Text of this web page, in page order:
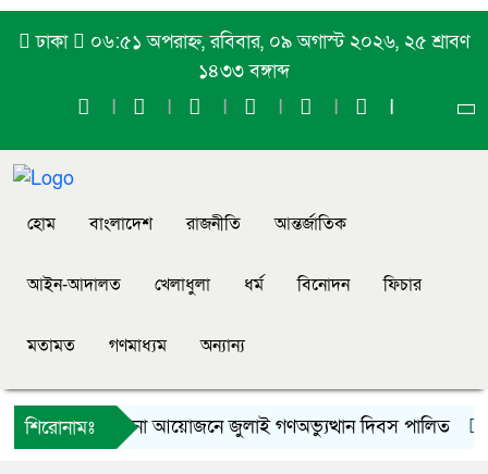
ঢাকা
০৬:৫১ অপরাহ্ন, রবিবার, ০৯ অগাস্ট ২০২৬, ২৫ শ্রাবণ
১৪৩৩ বঙ্গাব্দ
হোম বাংলাদেশ রাজনীতি আন্তর্জাতিক
আইন-আদালত খেলাধুলা ধর্ম বিনোদন ফিচার
মতামত গণমাধ্যম অন্যান্য
শিরোনামঃ
ফুলপুরে নানা আয়োজনে জুলাই গণঅভ্যুত্থান দিবস পালিত